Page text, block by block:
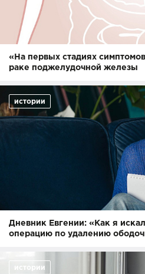
«На первых стадиях
раке поджелудочной железы
истории
Дневник Евгении: «Как я
операцию по удалению
истории